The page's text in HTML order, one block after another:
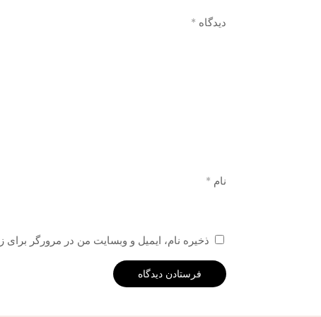
دیدگاه *
نام *
ذخیره نام، ایمیل و وبسایت من در مرورگر